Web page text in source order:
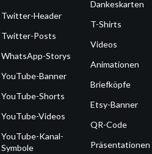
Twitter-Header
Twitter-Posts
WhatsApp-Storys
YouTube-Banner
YouTube-Shorts
YouTube-Videos
YouTube-Kanal-
Symbole
Dankeskarten
T-Shirts
Videos
Animationen
Briefköpfe
Etsy-Banner
QR-Code
Präsentationen